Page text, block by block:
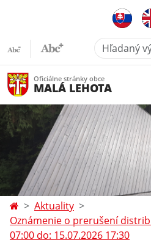
Hľadaný
Oficiálne stránky obce
MALÁ LEHOTA
Aktuality
Oznámenie o prerušení
07:00 do: 15.07.2026 17:30